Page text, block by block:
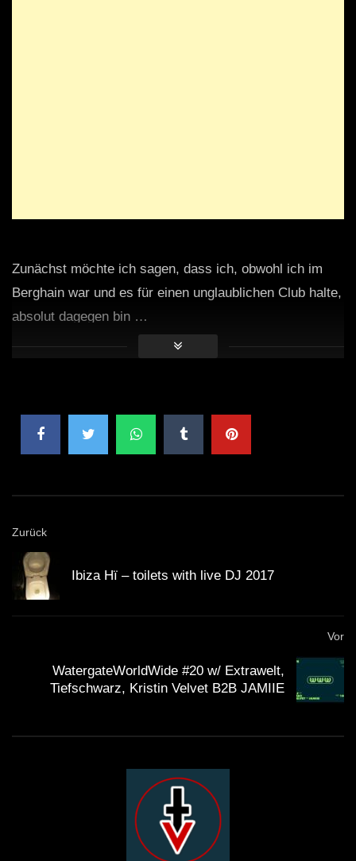
Zunächst möchte ich sagen, dass ich, obwohl ich im
Berghain war und es für einen unglaublichen Club halte,
absolut dagegen bin …
Zurück
Ibiza Hï – toilets with live DJ 2017
Vor
WatergateWorldWide #20 w/ Extrawelt,
Tiefschwarz, Kristin Velvet B2B JAMIIE